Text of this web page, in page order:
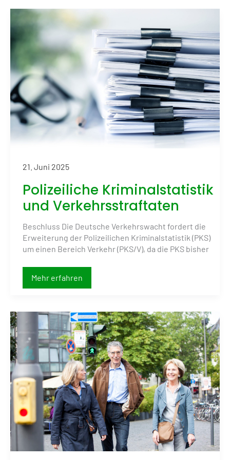
21. Juni 2025
Polizeiliche Kriminalstatistik
und Verkehrsstraftaten
Beschluss Die Deutsche Verkehrswacht fordert die
Erweiterung der Polizeilichen Kriminalstatistik (PKS)
um einen Bereich Verkehr (PKS/V), da die PKS bisher
Polizeiliche
Mehr erfahren